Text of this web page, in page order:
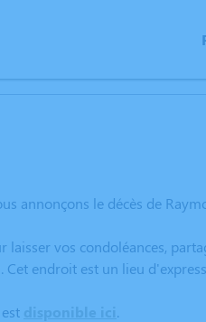
annonçons le décès de
vos condoléances,
Cet endroit est un lieu
.